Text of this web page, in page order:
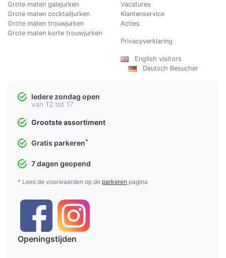
Grote maten galajurken
Grote maten cocktailjurken
Grote maten trouwjurken
Grote maten korte trouwjurken
Vacatures
Klantenservice
Acties
Privacyverklaring
English visitors
Deutsch Besucher
Iedere zondag open
van 12 tot 17
Grootste assortiment
Gratis parkeren*
7 dagen geopend
* Lees de voorwaarden op de parkeren pagina
Openingstijden